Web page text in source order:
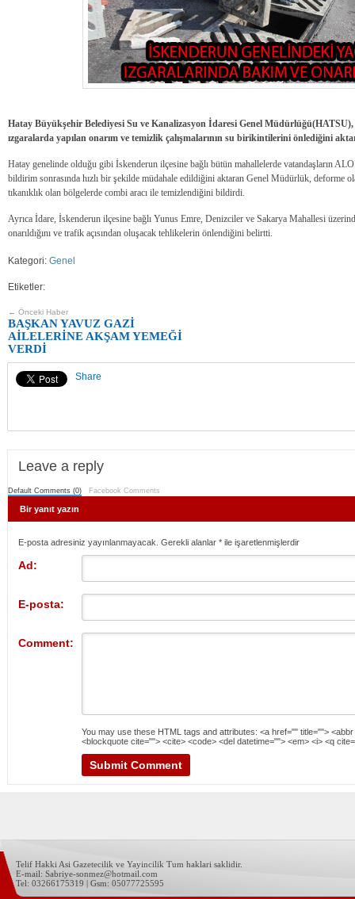
Hatay Büyükşehir Belediyesi Su ve Kanalizasyon İdaresi Genel
ızgaralarda yapılan onarım ve temizlik çalışmalarının su birikintilerini önlediğini
Hatay genelinde olduğu gibi İskenderun ilçesine bağlı bütün mahallelerde vatandaşların
bildirim sonrasında hızlı bir şekilde müdahale edildiğini aktaran Genel Müdürlük, deforme
tıkanıklık olan bölgelerde combi aracı ile temizlendiğini bildirdi.
Ayrıca İdare, İskenderun ilçesine bağlı Yunus Emre, Denizciler ve Sakarya Mahallesi
onarıldığını ve trafik açısından oluşacak tehlikelerin önlendiğini belirtti.
Kategori: Genel
Etiketler:
← Önceki Haber
BAŞKAN YAVUZ GAZİ
AİLELERİNE AKŞAM YEMEĞİ
VERDİ
Share
Leave a reply
Default Comments (0) Facebook Comments
Bir yanıt yazın
E-posta adresiniz yayınlanmayacak. Gerekli alanlar * ile işaretlenmişlerdir
Ad:
E-posta:
Comment:
You may use these HTML tags and attributes: <a href="" title="">
<blockquote cite=""> <cite> <code> <del datetime=""> <em> <i> <q
Telif Hakki Asi Gazetecilik ve Yayincilik Tum haklari saklidir.
E-mail: Sabriye-sonmez@hotmail.com
Tel: 03266175319 | Gsm: 05077725595